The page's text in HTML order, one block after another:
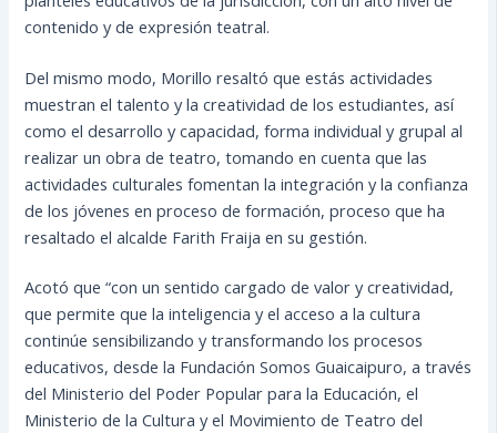
contenido y de expresión teatral.
Del mismo modo, Morillo resaltó que estás actividades
muestran el talento y la creatividad de los estudiantes, así
como el desarrollo y capacidad, forma individual y grupal al
realizar un obra de teatro, tomando en cuenta que las
actividades culturales fomentan la integración y la confianza
de los jóvenes en proceso de formación, proceso que ha
resaltado el alcalde Farith Fraija en su gestión.
Acotó que “con un sentido cargado de valor y creatividad,
que permite que la inteligencia y el acceso a la cultura
continúe sensibilizando y transformando los procesos
educativos, desde la Fundación Somos Guaicaipuro, a través
del Ministerio del Poder Popular para la Educación, el
Ministerio de la Cultura y el Movimiento de Teatro del